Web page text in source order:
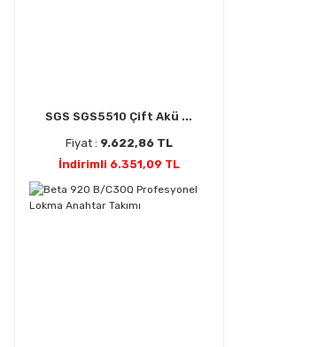
SGS SGS5510 Çift Akü ...
Fiyat : 9.622,86 TL
İndirimli 6.351,09 TL